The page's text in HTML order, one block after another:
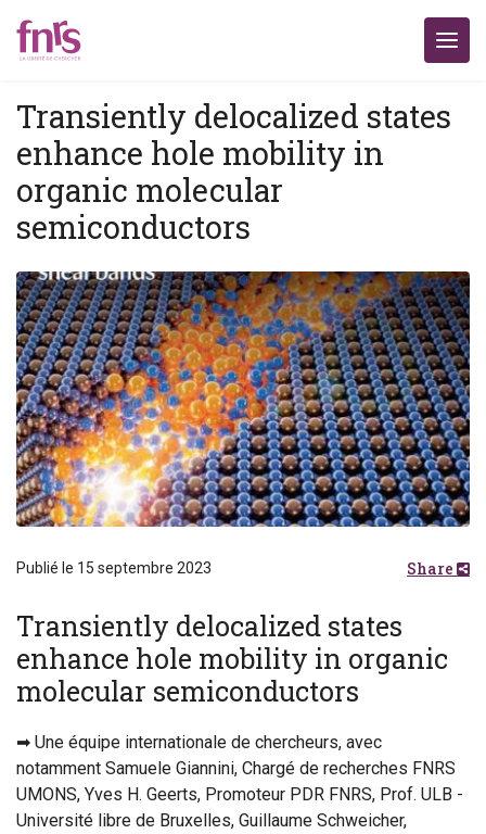
Transiently delocalized states
enhance hole mobility in
organic molecular
semiconductors
Publié le 15 septembre 2023 Share
Transiently delocalized states
enhance hole mobility in organic
molecular semiconductors
➡ Une équipe internationale de chercheurs, avec
notamment Samuele Giannini, Chargé de recherches FNRS
UMONS, Yves H. Geerts, Promoteur PDR FNRS, Prof. ULB -
Université libre de Bruxelles, Guillaume Schweicher,